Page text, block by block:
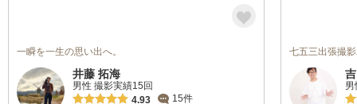
一瞬を一生の思い出へ。
井藤 拓海
男性 撮影実績15回
4.93
15件
七五三出張撮